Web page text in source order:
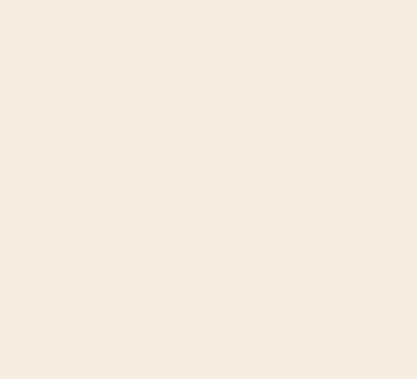
National des Ecoles Doctorales -
composés organiques volatils (COV), des